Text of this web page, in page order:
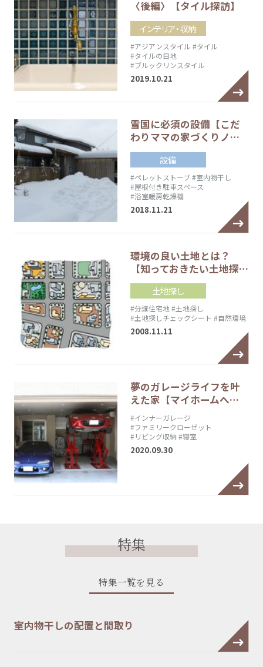
〈後編〉【タイル探訪】
インテリア・収納
#アジアンスタイル #タイル
#タイルの目地
#ブルックリンスタイル
2019.10.21
雪国に必須の設備【こだ
わりママの家づくりノ…
設備
#ペレットストーブ#室内物干し
#屋根付き駐車スペース
#浴室暖房乾燥機
2018.11.21
環境の良い土地とは？
【知っておきたい土地探…
土地探し
#分譲住宅地#土地探し
#土地探しチェックシート #自然環境
2008.11.11
夢のガレージライフを叶
えた家【マイホームへ…
#インナーガレージ
#ファミリークローゼット
#リビング収納 #寝室
2020.09.30
特集
特集一覧を見る
室内物干しの配置と間取り